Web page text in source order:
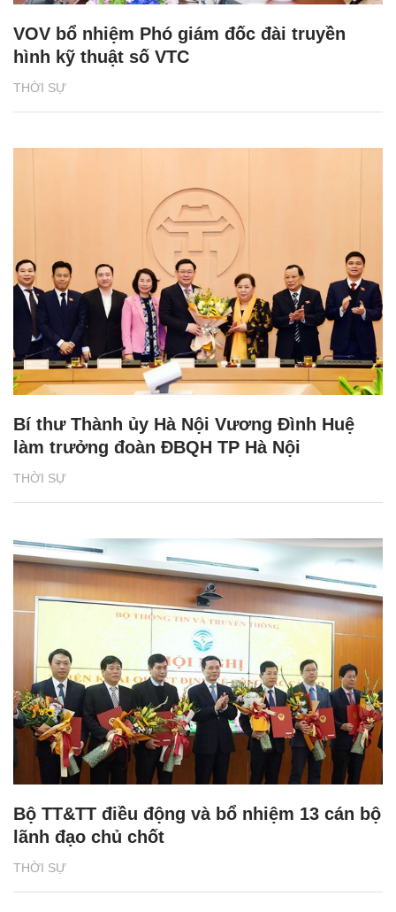
THỜI SỰ
VOV bổ nhiệm Phó giám đốc đài truyền
hình kỹ thuật số VTC
THỜI SỰ
Bí thư Thành ủy Hà Nội Vương Đình Huệ
làm trưởng đoàn ĐBQH TP Hà Nội
THỜI SỰ
Bộ TT&TT điều động và bổ nhiệm 13 cán bộ
lãnh đạo chủ chốt